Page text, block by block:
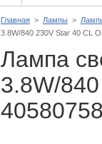
Главная > Лампы >
3.8W/840 230V Star 40 CL
Лампа
3.8W/